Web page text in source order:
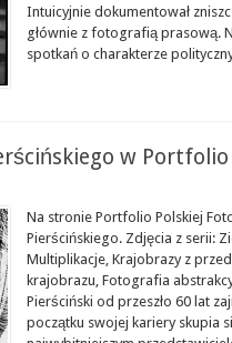
Intuicyjnie dokumentował
głównie z fotografią prasową.
spotkań o charakterze
w
Na stronie Portfolio Polskiej
Pierścińskiego. Zdjęcia z serii:
Multiplikacje, Krajobrazy z
krajobrazu, Fotografia
Pierściński od przeszło 60 lat
początku swojej kariery skupia